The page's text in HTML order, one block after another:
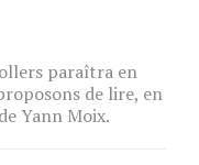
paraîtra en
de lire, en
Yann Moix.